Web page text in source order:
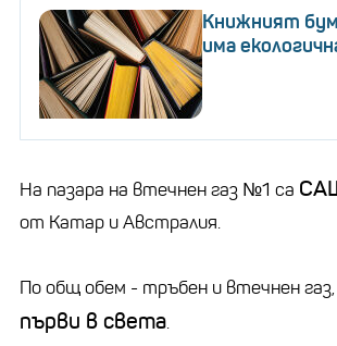
Книжният бум
има
На пазара на втечнен газ №1 са
от Катар и Австралия.
По общ обем - тръбен и втечнен газ,
първи в света.